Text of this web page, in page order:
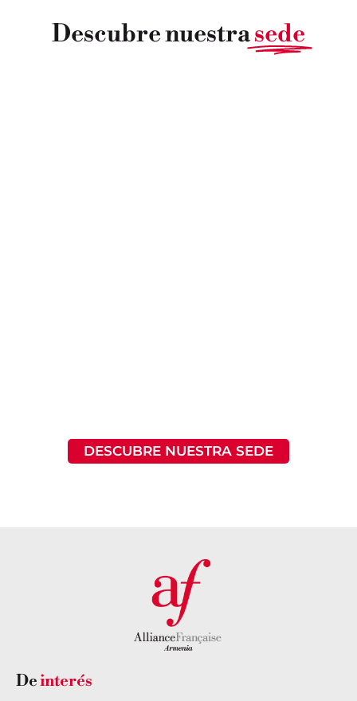
Descubre nuestrasede
DESCUBRE NUESTRA SEDE
Deinterés